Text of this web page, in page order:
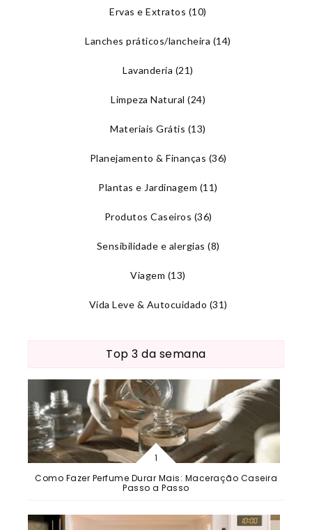
Ervas e Extratos (10)
Lanches práticos/lancheira (14)
Lavanderia (21)
Limpeza Natural (24)
Materiais Grátis (13)
Planejamento & Finanças (36)
Plantas e Jardinagem (11)
Produtos Caseiros (36)
Sensibilidade e alergias (8)
Viagem (13)
Vida Leve & Autocuidado (31)
Top 3 da semana
Como Fazer Perfume Durar Mais: Maceração Caseira
Passo a Passo